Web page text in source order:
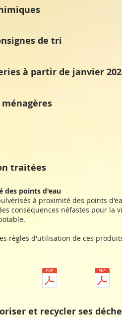
ues
de tri
à partir de janvier
traitées
des points d'eau
à proximité des points
conséquences néfastes pour la
règles d'utilisation de ces
et recycler ses